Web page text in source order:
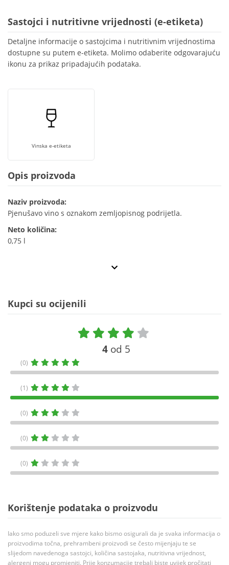
Sastojci i nutritivne vrijednosti (e-etiketa)
Detaljne informacije o sastojcima i nutritivnim vrijednostima
dostupne su putem e-etiketa. Molimo odaberite odgovarajuću
ikonu za prikaz pripadajućih podataka.
Vinska e-etiketa
Opis proizvoda
Naziv proizvoda:
Pjenušavo vino s oznakom zemljopisnog podrijetla.
Neto količina:
0,75 l
Kupci su ocijenili
4 od 5
(0)
(1)
(0)
(0)
(0)
Korištenje podataka o proizvodu
Iako smo poduzeli sve mjere kako bismo osigurali da je svaka informacija o
proizvodima točna, prehrambeni proizvodi se često mijenjaju te se
slijedom navedenoga sastojci, količina sastojaka, nutritivna vrijednost,
alergeni mogu promjeniti. Prije konzumacije trebali biste uvijek pročitati